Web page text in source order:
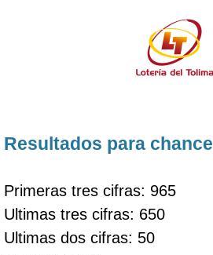
Resultados para chance
Primeras tres cifras: 965
Ultimas tres cifras: 650
Ultimas dos cifras: 50